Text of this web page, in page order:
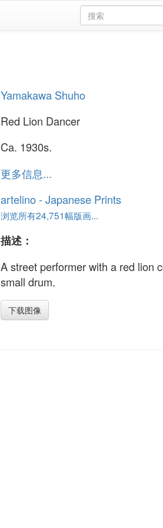
Yamakawa Shuho
Red Lion Dancer
Ca. 1930s.
更多信息...
artelino - Japanese Prints
浏览所有24,751幅版画...
描述：
A street performer with a red lion
small drum.
下载图像